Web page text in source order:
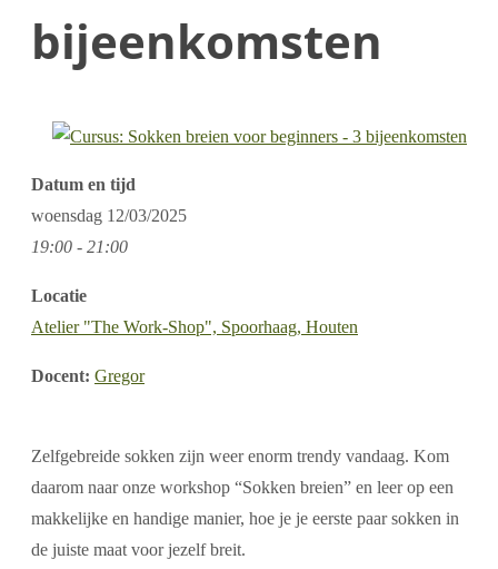
bijeenkomsten
Datum en tijd
woensdag 12/03/2025
19:00 - 21:00
Locatie
Atelier "The Work-Shop", Spoorhaag, Houten
Docent: Gregor
Zelfgebreide sokken zijn weer enorm trendy vandaag. Kom
daarom naar onze workshop “Sokken breien” en leer op een
makkelijke en handige manier, hoe je je eerste paar sokken in
de juiste maat voor jezelf breit.